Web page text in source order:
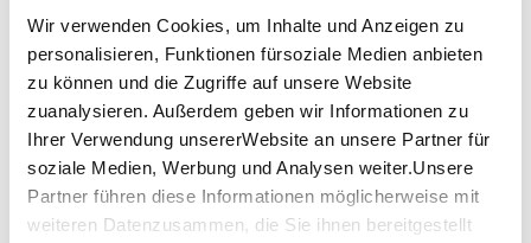
Wir verwenden Cookies, um Inhalte und Anzeigen zu
personalisieren, Funktionen fürsoziale Medien anbieten
zu können und die Zugriffe auf unsere Website
zuanalysieren. Außerdem geben wir Informationen zu
Ihrer Verwendung unsererWebsite an unsere Partner für
soziale Medien, Werbung und Analysen weiter.Unsere
Partner führen diese Informationen möglicherweise mit
weiteren Datenzusammen, die Sie ihnen bereitgestellt
Lage & Kontakt
Tiefbauamt
Scillawaldstraße 109/1
70378 Stuttgart
Planen Sie Ihre Anreise
Verkehrs- und Tarifverbund Stuttgart GmbH